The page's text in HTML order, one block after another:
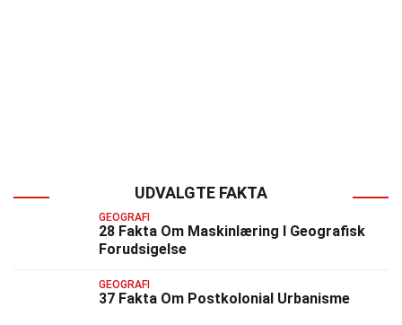
UDVALGTE FAKTA
GEOGRAFI
28 Fakta Om Maskinlæring I Geografisk
Forudsigelse
GEOGRAFI
37 Fakta Om Postkolonial Urbanisme